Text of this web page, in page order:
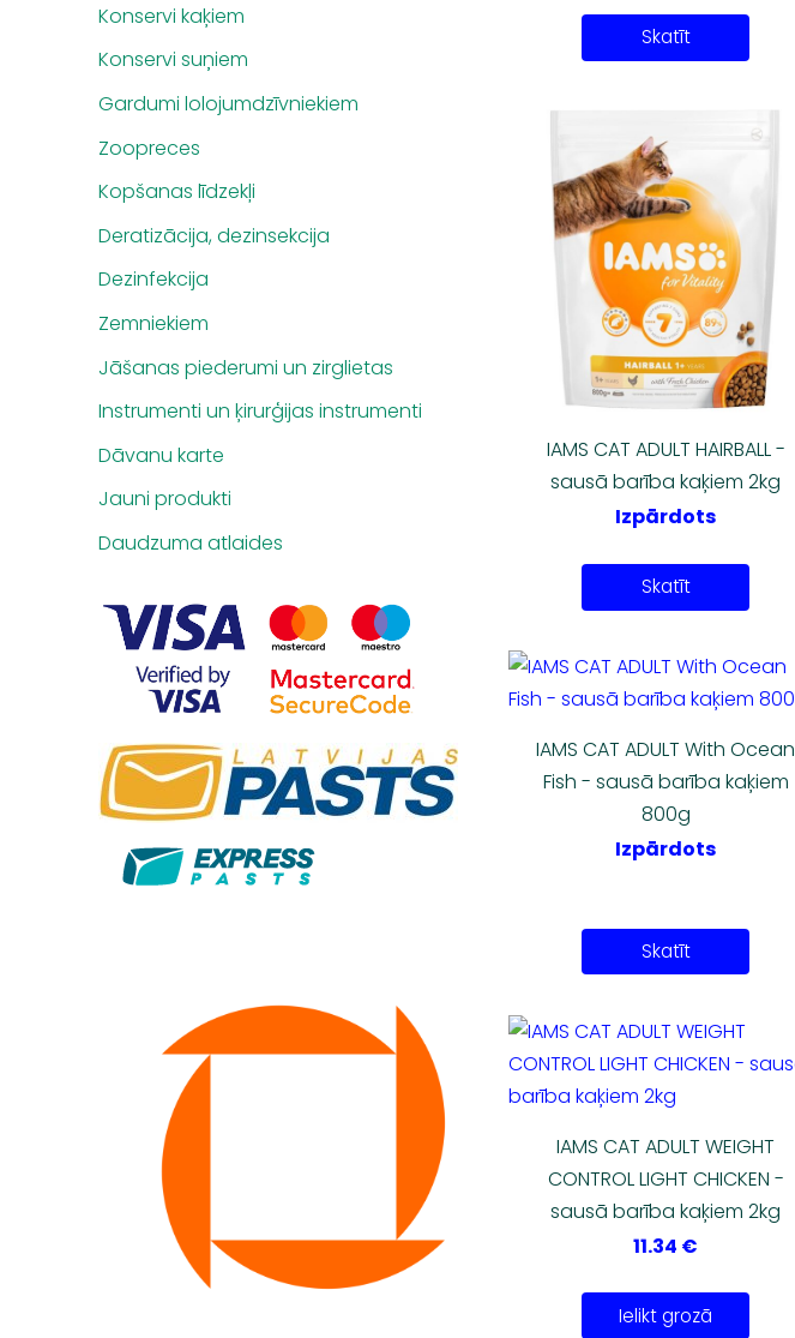
Konservi kaķiem
Konservi suņiem
Gardumi lolojumdzīvniekiem
Zoopreces
Kopšanas līdzekļi
Deratizācija, dezinsekcija
Dezinfekcija
Zemniekiem
Jāšanas piederumi un zirglietas
Instrumenti un ķirurģijas instrumenti
Dāvanu karte
Jauni produkti
Daudzuma atlaides
Skatīt
IAMS CAT ADULT HAIRBALL -
sausā barība kaķiem 2kg
Izpārdots
Skatīt
IAMS CAT ADULT With Ocean
Fish - sausā barība kaķiem
800g
Izpārdots
Skatīt
IAMS CAT ADULT WEIGHT
CONTROL LIGHT CHICKEN -
sausā barība kaķiem 2kg
11.34 €
Ielikt grozā